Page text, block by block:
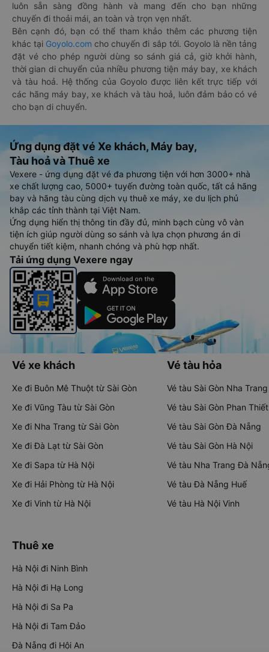
luôn sẵn sàng đồng hành và mang đến cho bạn những
chuyến đi thoải mái, an toàn và trọn vẹn nhất.
Bên cạnh đó, bạn có thể tham khảo thêm các phương tiện
khác tại Goyolo.com cho chuyến đi sắp tới. Goyolo là nền tảng
đặt vé cho phép người dùng so sánh giá cả, giờ khởi hành,
thời gian di chuyển của nhiều phương tiện máy bay, xe khách
và tàu hoả. Hệ thống của Goyolo được liên kết trực tiếp với
các hãng máy bay, xe khách và tàu hoả, luôn đảm bảo có vé
cho bạn di chuyển.
Ứng dụng đặt vé Xe khách, Máy bay,
Tàu hoả và Thuê xe
Vexere - ứng dụng đặt vé đa phương tiện với hơn 3000+ nhà
xe chất lượng cao, 5000+ tuyến đường toàn quốc, tất cả hãng
bay và hãng tàu cùng dịch vụ thuê xe máy, xe du lịch phủ
khắp các tỉnh thành tại Việt Nam.
Ứng dụng hiển thị thông tin đầy đủ, minh bạch cùng vô vàn
tiện ích giúp người dùng so sánh và lựa chọn phương án di
chuyển tiết kiệm, nhanh chóng và phù hợp nhất.
Tải ứng dụng Vexere ngay
Vé xe khách
Xe đi Buôn Mê Thuột từ Sài Gòn
Xe đi Vũng Tàu từ Sài Gòn
Xe đi Nha Trang từ Sài Gòn
Xe đi Đà Lạt từ Sài Gòn
Xe đi Sapa từ Hà Nội
Xe đi Hải Phòng từ Hà Nội
Xe đi Vinh từ Hà Nội
Vé tàu hỏa
Vé tàu Sài Gòn Nha Trang
Vé tàu Sài Gòn Phan Thiết
Vé tàu Sài Gòn Đà Nẵng
Vé tàu Sài Gòn Hà Nội
Vé tàu Nha Trang Đà
Vé tàu Đà Nẵng Huế
Vé tàu Hà Nội Vinh
Thuê xe
Hà Nội đi Ninh Bình
Hà Nội đi Hạ Long
Hà Nội đi Sa Pa
Hà Nội đi Tam Đảo
Đà Nẵng đi Hội An